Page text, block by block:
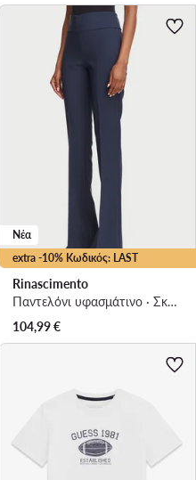
extra -10% Κωδικός: LAST
Νέα
Rinascimento
Παντελόνι υφασμάτινο · Σκούρο μπλε · Regular Fit
104,99€